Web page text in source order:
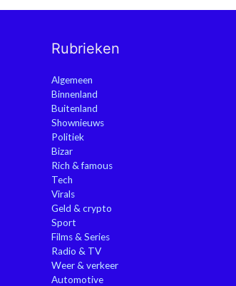
Rubrieken
Algemeen
Binnenland
Buitenland
Shownieuws
Politiek
Bizar
Rich & famous
Tech
Virals
Geld & crypto
Sport
Films & Series
Radio & TV
Weer & verkeer
Automotive